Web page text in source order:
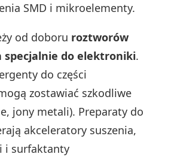
SMD i mikroelementy.
od doboru roztworów
specjalnie do elektroniki.
do części
zostawiać szkodliwe
jony metali). Preparaty do
akceleratory suszenia,
i surfaktanty